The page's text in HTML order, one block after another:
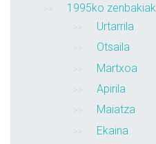
1995ko zenbakiak
Urtarrila
Otsaila
Martxoa
Apirila
Maiatza
Ekaina